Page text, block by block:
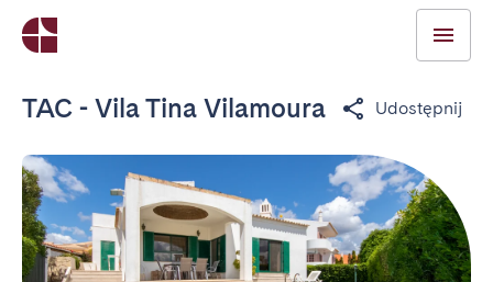
TAC - Vila Tina Vilamoura Udostępnij